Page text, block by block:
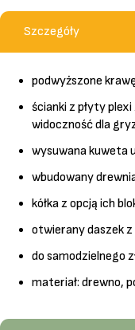
Szczegóły
podwyższone
ścianki z płyty
widoczność dla
wysuwana kuweta
wbudowany
kółka z opcją ich
otwierany daszek z
do samodzielnego
materiał: drewno,